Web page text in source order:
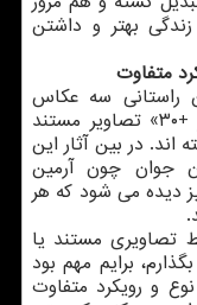
بهتر و داشتن
متفاوت
راستانی سه عكاس
جنگ هستند كه در نمایشگاه «خرمشهر +۳۰» تصاویر مستند
در بین آثار این
جوان چون آرمین
دیده می شود كه هر
تصاویری مستند یا
برایم مهم بود
و رویكرد متفاوت